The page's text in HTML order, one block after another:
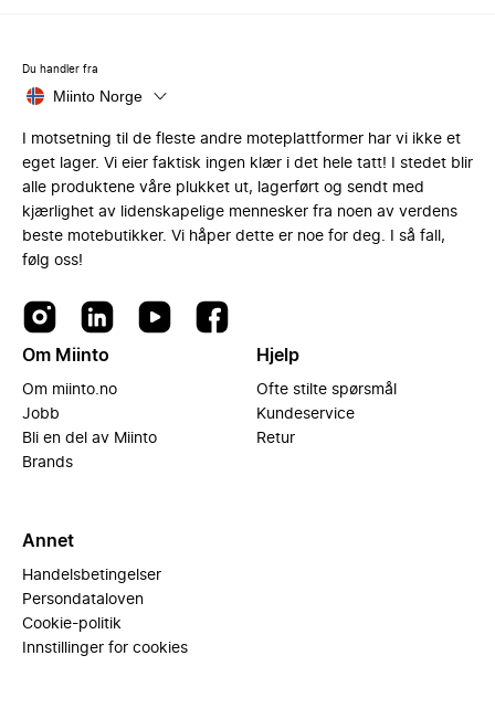
Du handler fra
Miinto Norge
I motsetning til de fleste andre moteplattformer har vi ikke et
eget lager. Vi eier faktisk ingen klær i det hele tatt! I stedet blir
alle produktene våre plukket ut, lagerført og sendt med
kjærlighet av lidenskapelige mennesker fra noen av verdens
beste motebutikker. Vi håper dette er noe for deg. I så fall,
følg oss!
Om Miinto
Om miinto.no
Jobb
Bli en del av Miinto
Brands
Hjelp
Ofte stilte spørsmål
Kundeservice
Retur
Annet
Handelsbetingelser
Persondataloven
Cookie-politik
Innstillinger for cookies